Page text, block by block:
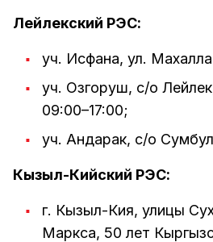
Лейлекский РЭС:
уч. Исфана, ул.
уч. Озгоруш, с/о
09:00–17:00;
уч. Андарак, с/о
Кызыл-Кийский РЭС:
г. Кызыл-Кия, улицы
Маркса, 50 лет